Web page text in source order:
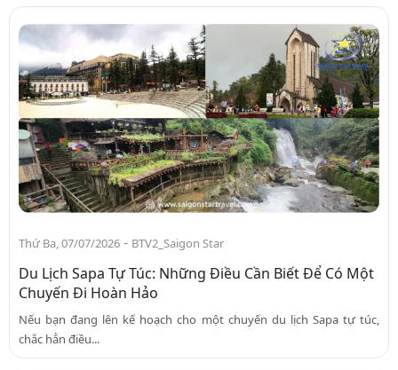
Thứ Ba, 07/07/2026 - BTV2_Saigon Star
Du Lịch Sapa Tự Túc: Những Điều Cần Biết Để Có Một
Chuyến Đi Hoàn Hảo
Nếu bạn đang lên kế hoạch cho một chuyến du lịch Sapa tự túc,
chắc hẳn điều...